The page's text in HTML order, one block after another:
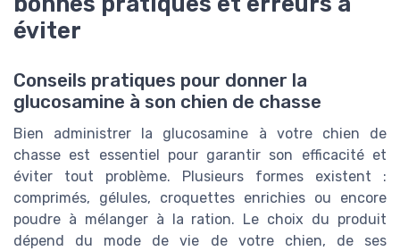
éviter
Conseils pratiques pour donner la
glucosamine à son chien de chasse
Bien administrer la glucosamine à votre chien de
chasse est essentiel pour garantir son efficacité et
éviter tout problème. Plusieurs formes existent :
comprimés, gélules, croquettes enrichies ou encore
poudre à mélanger à la ration. Le choix du produit
dépend du mode de vie de votre chien, de ses